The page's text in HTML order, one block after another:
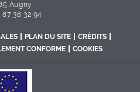
Augny
87 38 32 94
PLAN DU SITE
CRÉDITS
CONFORME
COOKIES